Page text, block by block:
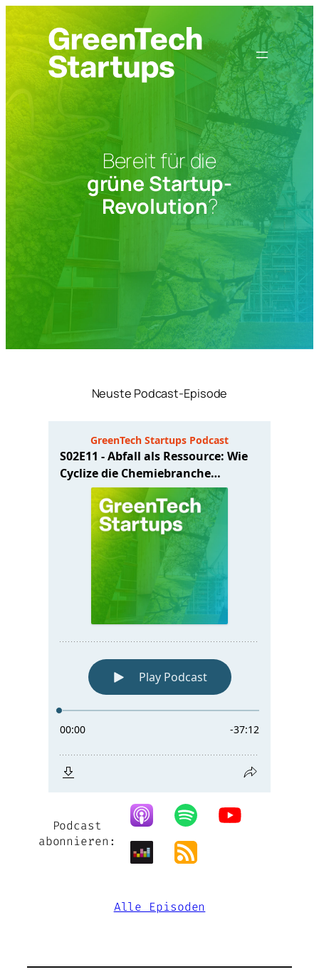
springen
Bereit für die
grüne Startup-
Revolution?
Neuste Podcast-Episode
Podcast
abonnieren:
Alle Episoden